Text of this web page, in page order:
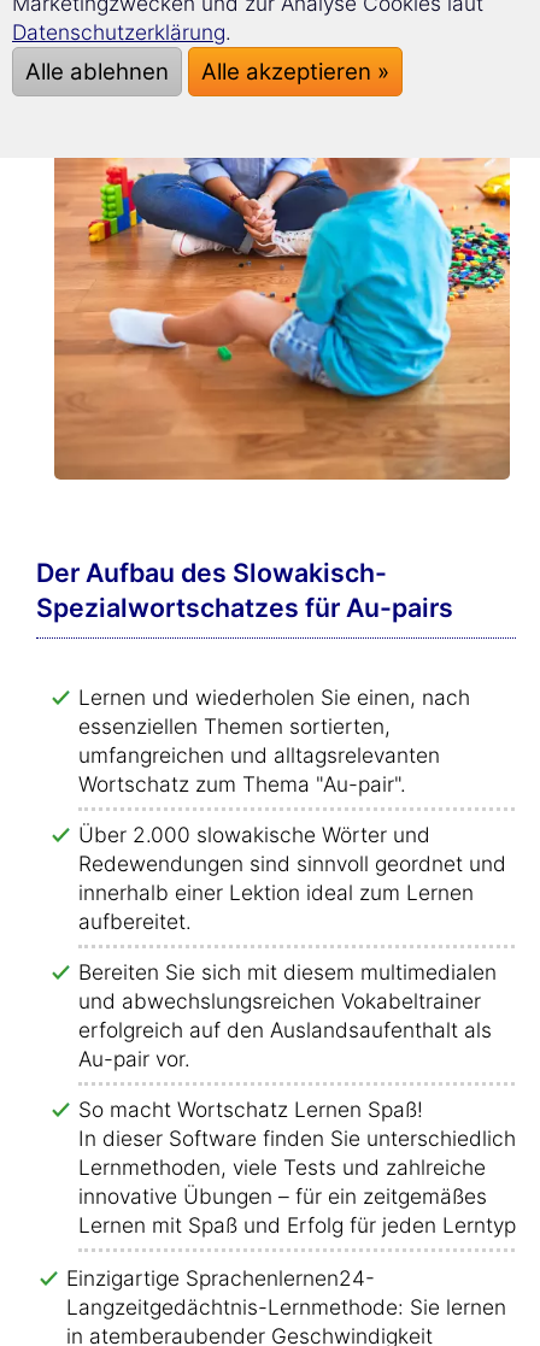
Der Aufbau des Slowakisch-
Spezialwortschatzes für Au-pairs
Lernen und wiederholen Sie einen, nach
essenziellen Themen sortierten,
umfangreichen und alltagsrelevanten
Wortschatz zum Thema "Au-pair".
Über 2.000 slowakische Wörter und
Redewendungen sind sinnvoll geordnet und
innerhalb einer Lektion ideal zum Lernen
aufbereitet.
Bereiten Sie sich mit diesem multimedialen
und abwechslungsreichen Vokabeltrainer
erfolgreich auf den Auslandsaufenthalt als
Au-pair vor.
So macht Wortschatz Lernen Spaß!
In dieser Software finden Sie unterschiedliche
Lernmethoden, viele Tests und zahlreiche
innovative Übungen – für ein zeitgemäßes
Lernen mit Spaß und Erfolg für jeden Lerntyp!
Einzigartige Sprachenlernen24-
Langzeitgedächtnis-Lernmethode: Sie lernen
in atemberaubender Geschwindigkeit
Datenschutzerklärung.
Alle ablehnen Alle akzeptieren »